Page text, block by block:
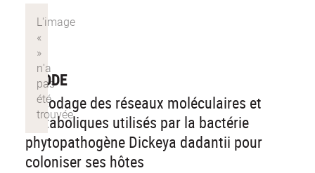
dCODE
Décodage des réseaux moléculaires et
métaboliques utilisés par la bactérie
phytopathogène Dickeya dadantii pour
coloniser ses hôtes